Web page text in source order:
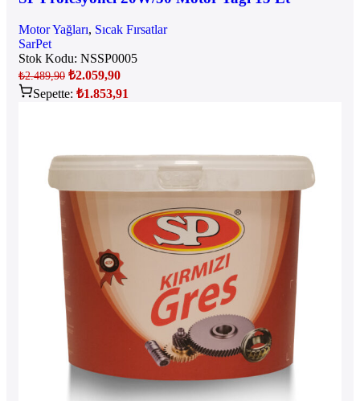
Motor Yağları, Sıcak Fırsatlar
SarPet
Stok Kodu: NSSP0005
₺2.489,90 ₺2.059,90
Sepette: ₺1.853,91